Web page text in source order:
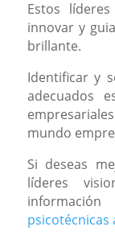
Estos
innovar y
brillante.
Identificar y
adecuados
mundo
Si deseas
líderes
psicotécnicas